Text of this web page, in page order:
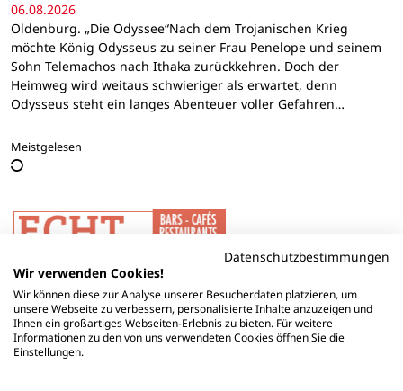
06.08.2026
Oldenburg. „Die Odyssee“Nach dem Trojanischen Krieg
möchte König Odysseus zu seiner Frau Penelope und seinem
Sohn Telemachos nach Ithaka zurückkehren. Doch der
Heimweg wird weitaus schwieriger als erwartet, denn
Odysseus steht ein langes Abenteuer voller Gefahren…
Meistgelesen
Datenschutzbestimmungen
Wir verwenden Cookies!
Wir können diese zur Analyse unserer Besucherdaten platzieren, um
unsere Webseite zu verbessern, personalisierte Inhalte anzuzeigen und
Ihnen ein großartiges Webseiten-Erlebnis zu bieten. Für weitere
Informationen zu den von uns verwendeten Cookies öffnen Sie die
Einstellungen.